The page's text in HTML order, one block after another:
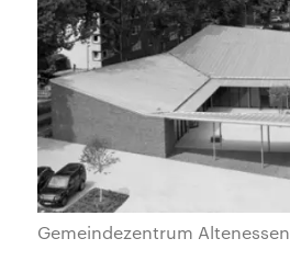
Gemeindezentrum Altenessen